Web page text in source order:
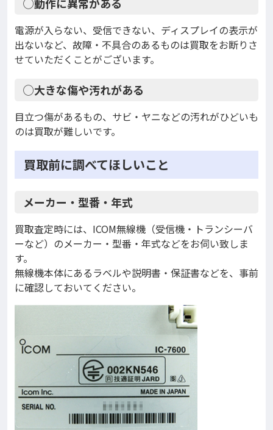
電源が入らない、受信できない、ディスプレイの表示が
出ないなど、故障・不具合のあるものは買取をお断りさ
せていただくことがございます。
◯大きな傷や汚れがある
目立つ傷があるもの、サビ・ヤニなどの汚れがひどいも
のは買取が難しいです。
買取前に調べてほしいこと
メーカー・型番・年式
買取査定時には、ICOM無線機（受信機・トランシーバ
ーなど）のメーカー・型番・年式などをお伺い致しま
す。
無線機本体にあるラベルや説明書・保証書などを、事前
に確認しておいてください。